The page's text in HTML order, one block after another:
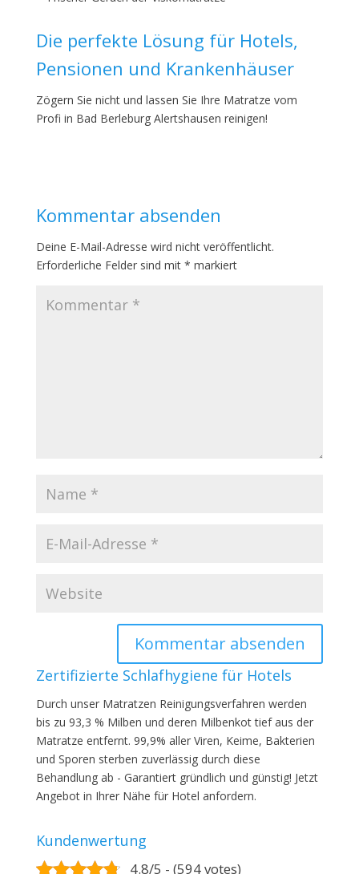
Die perfekte Lösung für Hotels,
Pensionen und Krankenhäuser
Zögern Sie nicht und lassen Sie Ihre Matratze vom
Profi in Bad Berleburg Alertshausen reinigen!
Kommentar absenden
Deine E-Mail-Adresse wird nicht veröffentlicht.
Erforderliche Felder sind mit * markiert
Zertifizierte Schlafhygiene für Hotels
Durch unser Matratzen Reinigungsverfahren werden
bis zu 93,3 % Milben und deren Milbenkot tief aus der
Matratze entfernt. 99,9% aller Viren, Keime, Bakterien
und Sporen sterben zuverlässig durch diese
Behandlung ab - Garantiert gründlich und günstig! Jetzt
Angebot in Ihrer Nähe für Hotel anfordern.
Kundenwertung
4.8/5 - (594 votes)